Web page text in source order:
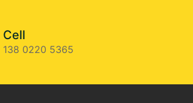
Cell
138 0220 5365